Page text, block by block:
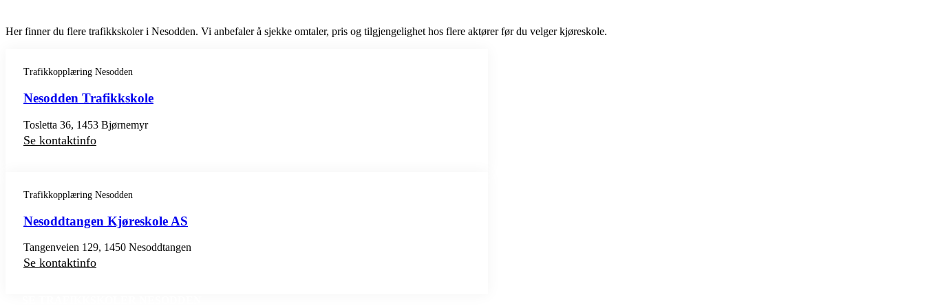
Her finner du flere trafikkskoler i Nesodden. Vi anbefaler å sjekke omtaler, pris og tilgjengelighet hos flere aktører før du velger kjøreskole.
Trafikkopplæring Nesodden
Nesodden Trafikkskole
Tosletta 36, 1453 Bjørnemyr
Se kontaktinfo
Trafikkopplæring Nesodden
Nesoddtangen Kjøreskole AS
Tangenveien 129, 1450 Nesoddtangen
Se kontaktinfo